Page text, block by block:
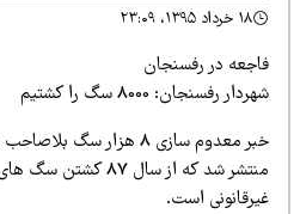
در رفسنجان
رفسنجان: 8000 سگ را کشتیم
خبر معدوم سازی 8 هزار سگ
منتشر شد که از سال 87 کشتن
است.